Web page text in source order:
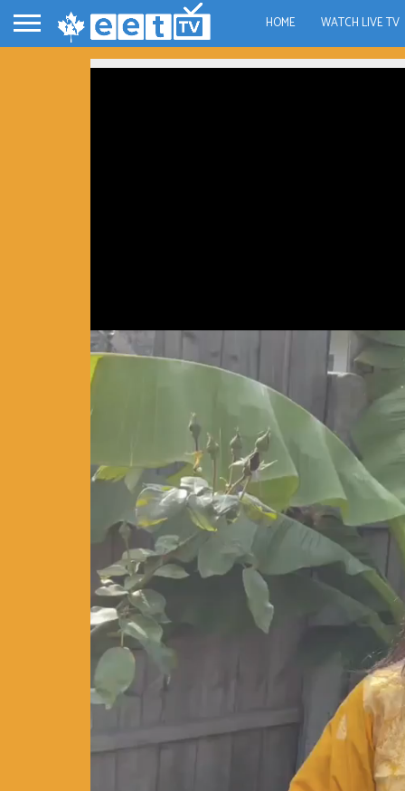
HOME WATCH LIVE TV